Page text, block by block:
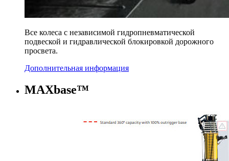
Все колеса с независимой гидропневматической
подвеской и гидравлической блокировкой дорожного
просвета.
Дополнительная информация
MAXbase™